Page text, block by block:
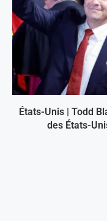
États-Unis | Todd
des États-